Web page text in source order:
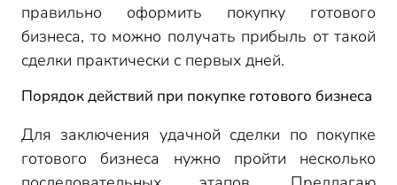
правильно оформить покупку готового
бизнеса, то можно получать прибыль от такой
сделки практически с первых дней.
Порядок действий при покупке готового бизнеса
Для заключения удачной сделки по покупке
готового бизнеса нужно пройти несколько